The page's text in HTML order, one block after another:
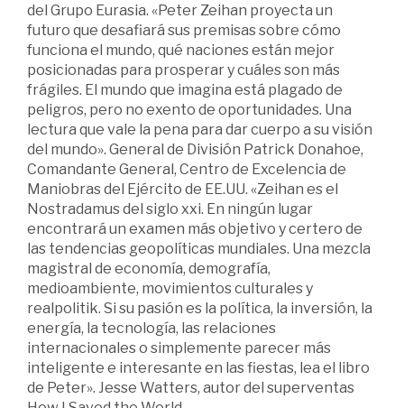
del Grupo Eurasia. «Peter Zeihan proyecta un
futuro que desafiará sus premisas sobre cómo
funciona el mundo, qué naciones están mejor
posicionadas para prosperar y cuáles son más
frágiles. El mundo que imagina está plagado de
peligros, pero no exento de oportunidades. Una
lectura que vale la pena para dar cuerpo a su visión
del mundo». General de División Patrick Donahoe,
Comandante General, Centro de Excelencia de
Maniobras del Ejército de EE.UU. «Zeihan es el
Nostradamus del siglo xxi. En ningún lugar
encontrará un examen más objetivo y certero de
las tendencias geopolíticas mundiales. Una mezcla
magistral de economía, demografía,
medioambiente, movimientos culturales y
realpolitik. Si su pasión es la política, la inversión, la
energía, la tecnología, las relaciones
internacionales o simplemente parecer más
inteligente e interesante en las fiestas, lea el libro
de Peter». Jesse Watters, autor del superventas